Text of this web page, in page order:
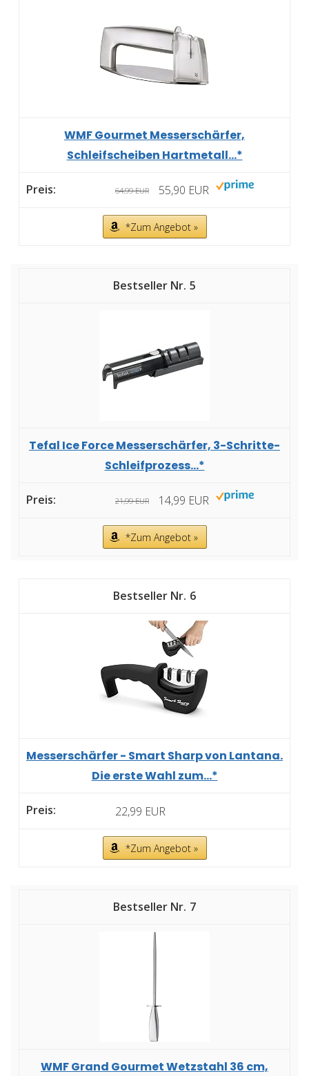
WMF Gourmet Messerschärfer,
Schleifscheiben Hartmetall...*
64,99 EUR 55,90 EUR
*Zum Angebot »
5
Tefal Ice Force Messerschärfer, 3-Schritte-
Schleifprozess...*
21,99 EUR 14,99 EUR
*Zum Angebot »
6
Messerschärfer - Smart Sharp von Lantana.
Die erste Wahl zum...*
22,99 EUR
*Zum Angebot »
7
WMF Grand Gourmet Wetzstahl 36 cm,